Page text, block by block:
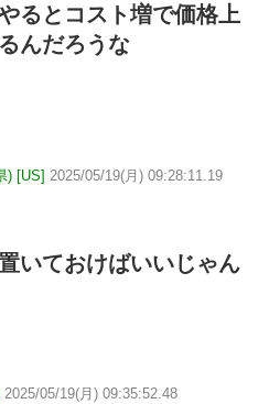
るとコスト増で価格上
んだろうな
) [US] 2025/05/19(月) 09:28:11.19
いておけばいいじゃん
2025/05/19(月) 09:35:52.48